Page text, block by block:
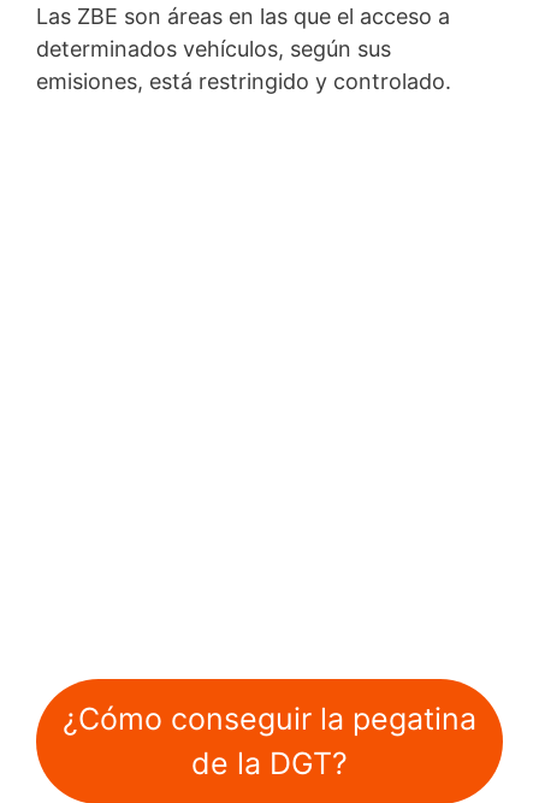
Las ZBE son áreas en las que el acceso a
determinados vehículos, según sus
emisiones, está restringido y controlado.
¿Cómo conseguir la pegatina
de la DGT?